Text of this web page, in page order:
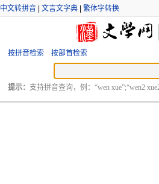
中文转拼音| 文言文字典| 繁体字转换
按拼音检索 按部首检索
提示： 支持拼音查询，例：“wen xue”;“wen2